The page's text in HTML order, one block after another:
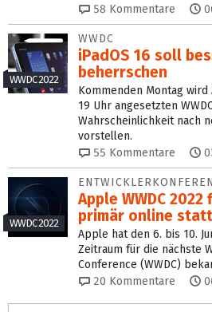
58 Kommentare
WWDC 2022
WWDC
iPadOS 16 soll
beherrschen
Kommenden Montag
19 Uhr angesetzten
Wahrscheinlichkeit nach
vorstellen.
55 Kommentare
WWDC 2022
Apple WWDC
primär online statt
Apple hat den 6. bis 10.
Zeitraum für die nächste
Conference (WWDC)
20 Kommentare